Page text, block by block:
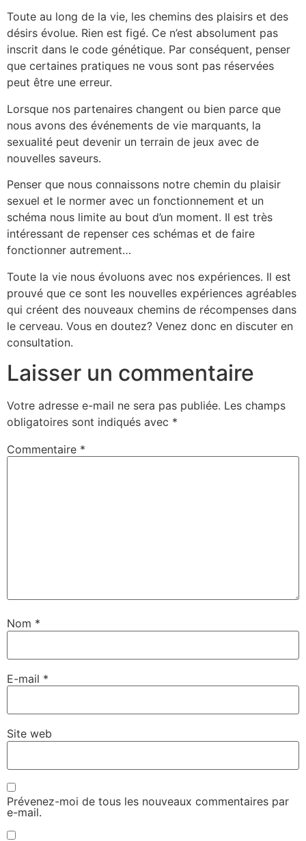
Toute au long de la vie, les chemins des plaisirs et des
désirs évolue. Rien est figé. Ce n’est absolument pas
inscrit dans le code génétique. Par conséquent, penser
que certaines pratiques ne vous sont pas réservées
peut être une erreur.
Lorsque nos partenaires changent ou bien parce que
nous avons des événements de vie marquants, la
sexualité peut devenir un terrain de jeux avec de
nouvelles saveurs.
Penser que nous connaissons notre chemin du plaisir
sexuel et le normer avec un fonctionnement et un
schéma nous limite au bout d’un moment. Il est très
intéressant de repenser ces schémas et de faire
fonctionner autrement…
Toute la vie nous évoluons avec nos expériences. Il est
prouvé que ce sont les nouvelles expériences agréables
qui créent des nouveaux chemins de récompenses dans
le cerveau. Vous en doutez? Venez donc en discuter en
consultation.
Laisser un commentaire
Votre adresse e-mail ne sera pas publiée. Les champs
obligatoires sont indiqués avec *
Commentaire *
Nom *
E-mail *
Site web
Prévenez-moi de tous les nouveaux commentaires par
e-mail.